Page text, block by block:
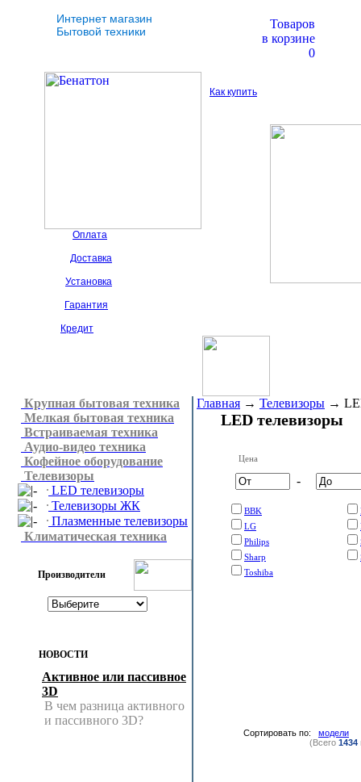
Интернет магазин
Бытовой техники
Товаров
в корзине
0
Как купить
Оплата
Доставка
Установка
Гарантия
Кредит
Крупная бытовая техника
Мелкая бытовая техника
Встраиваемая техника
Аудио-видео техника
Кофейное оборудование
Телевизоры
LED телевизоры
Телевизоры ЖК
Плазменные телевизоры
Климатическая техника
Производители
НОВОСТИ
Активное или пассивное
3D
В чем разница активного
и пассивного 3D?
Главная → Телевизоры →
LED телевизоры
Цена
-
BBK
LG
Philips
Sharp
Toshiba
Сортировать по: модели
(Всего 1434